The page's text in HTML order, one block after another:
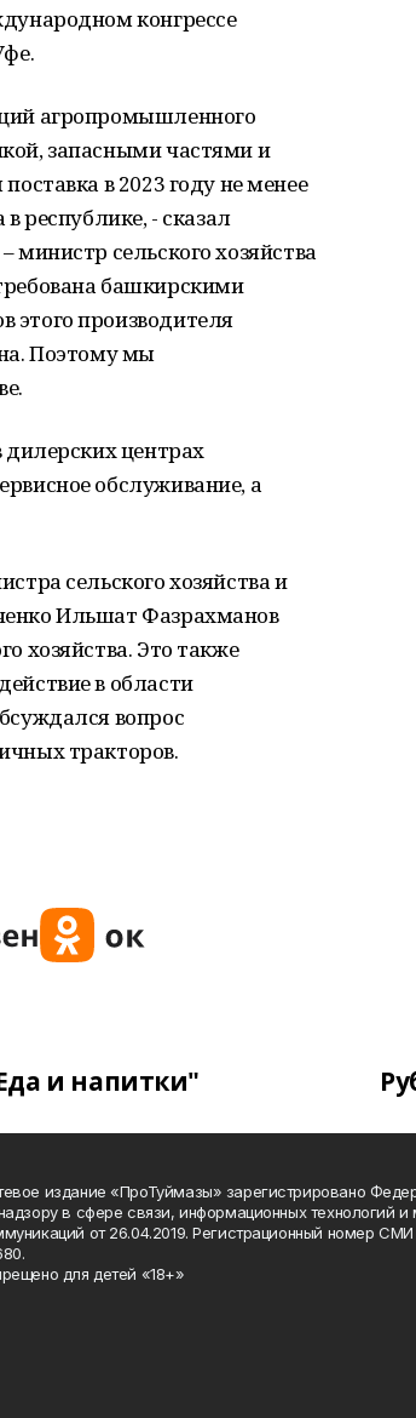
конгрессе
агропромышленного
запасными частями и
в 2023 году не менее
республике, - сказал
министр сельского хозяйства
башкирскими
этого производителя
Поэтому мы
дилерских центрах
обслуживание, а
сельского хозяйства и
Ильшат Фазрахманов
хозяйства. Это также
в области
вопрос
тракторов.
и напитки"
издание «ПроТуймазы» зарегистрировано
в сфере связи, информационных технологий
от 26.04.2019. Регистрационный номер
для детей «18+»